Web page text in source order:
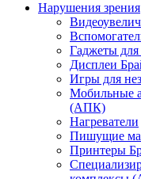
Нарушения зрения
Гаджеты
Дисплеи
Игры для
Мобильные
(АПК)
Нагреватели
Пишущие
Принтеры